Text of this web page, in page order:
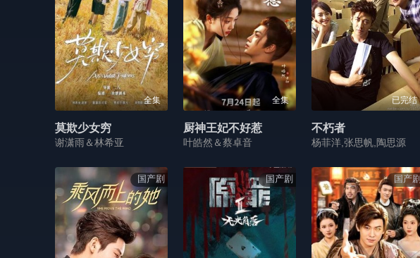
全集
莫欺少女穷
谢潇雨＆林希亚
全集
厨神王妃不好惹
叶皓然＆蔡卓音
已完结
不朽者
杨菲洋,张思帆,陶思源
国产剧 国产剧 国产剧